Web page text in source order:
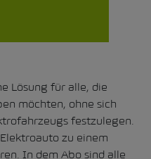
Lösung für alle, die
möchten, ohne sich
festzulegen.
zu einem
In dem Abo sind alle